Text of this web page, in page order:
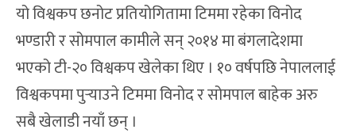
यो विश्वकप छनोट प्रतियोगितामा टिममा रहेका विनोद
भण्डारी र सोमपाल कामीले सन् २०१४ मा बंगलादेशमा
भएको टी-२० विश्वकप खेलेका थिए । १० वर्षपछि नेपाललाई
विश्वकपमा पुर्‍याउने टिममा विनोद र सोमपाल बाहेक अरु
सबै खेलाडी नयाँ छन् ।